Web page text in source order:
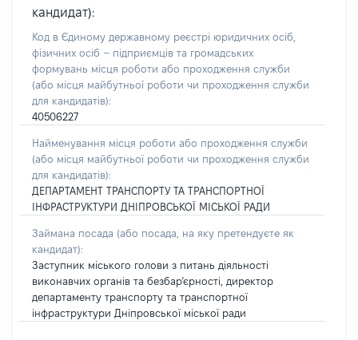
кандидат):
Код в Єдиному державному реєстрі юридичних осіб,
фізичних осіб – підприємців та громадських
формувань місця роботи або проходження служби
(або місця майбутньої роботи чи проходження служби
для кандидатів):
40506227
Найменування місця роботи або проходження служби
(або місця майбутньої роботи чи проходження служби
для кандидатів):
ДЕПАРТАМЕНТ ТРАНСПОРТУ ТА ТРАНСПОРТНОЇ
ІНФРАСТРУКТУРИ ДНІПРОВСЬКОЇ МІСЬКОЇ РАДИ
Займана посада (або посада, на яку претендуєте як
кандидат):
Заступник міського голови з питань діяльності
виконавчих органів та безбар’єрності, директор
департаменту транспорту та транспортної
інфраструктури Дніпровської міської ради